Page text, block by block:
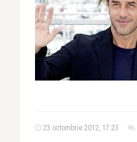
23 octombrie 2012, 17:23